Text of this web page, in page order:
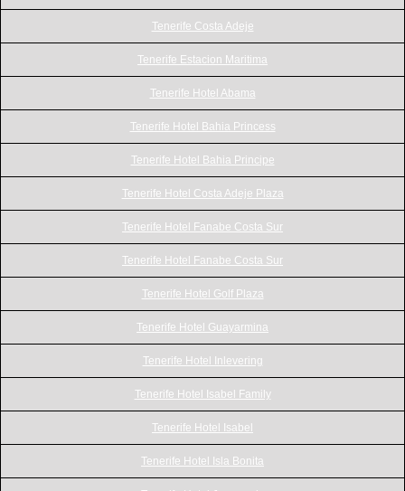
Tenerife Costa Adeje
Tenerife Estacion Maritima
Tenerife Hotel Abama
Tenerife Hotel Bahia Princess
Tenerife Hotel Bahia Principe
Tenerife Hotel Costa Adeje Plaza
Tenerife Hotel Fanabe Costa Sur
Tenerife Hotel Fanabe Costa Sur
Tenerife Hotel Golf Plaza
Tenerife Hotel Guayarmina
Tenerife Hotel Inlevering
Tenerife Hotel Isabel Family
Tenerife Hotel Isabel
Tenerife Hotel Isla Bonita